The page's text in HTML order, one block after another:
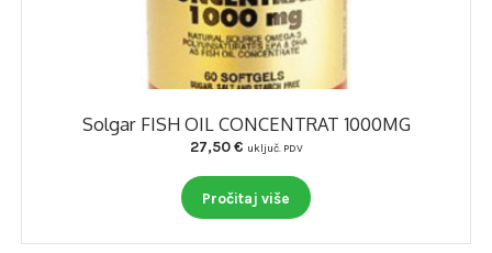
Solgar FISH OIL CONCENTRAT 1000MG
27,50€ uključ. PDV
Pročitaj više